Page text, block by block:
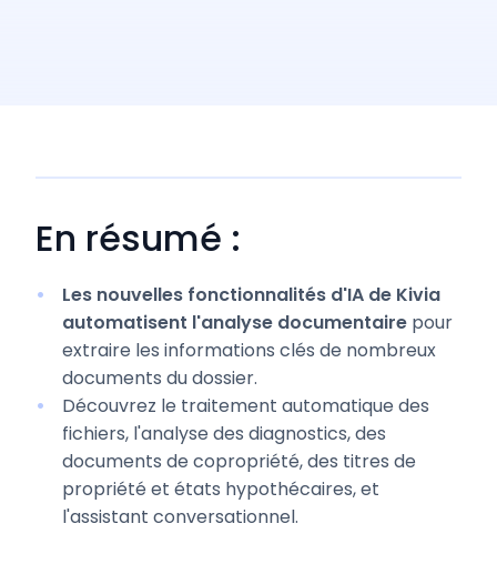
En résumé :
Les nouvelles fonctionnalités d'IA de Kivia
automatisent l'analyse documentaire pour
extraire les informations clés de nombreux
documents du dossier.
Découvrez le traitement automatique des
fichiers, l'analyse des diagnostics, des
documents de copropriété, des titres de
propriété et états hypothécaires, et
l'assistant conversationnel.